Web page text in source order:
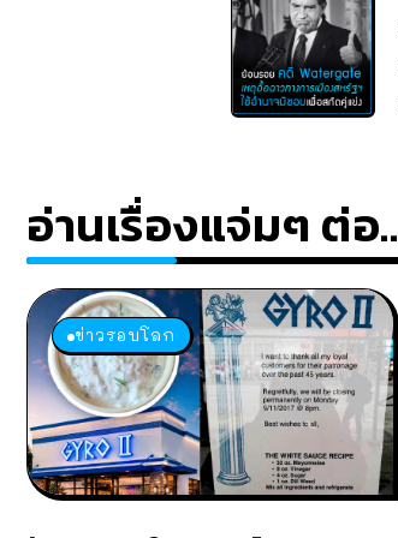
อ่านเรื่องแจ่มๆ ต่อ..
ข่าวรอบโลก